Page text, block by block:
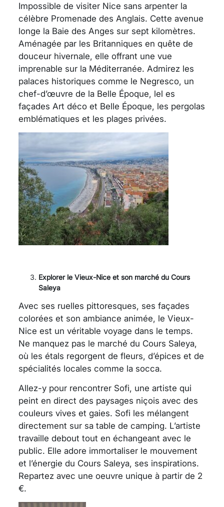
Impossible de visiter Nice sans arpenter la
célèbre Promenade des Anglais. Cette avenue
longe la Baie des Anges sur sept kilomètres.
Aménagée par les Britanniques en quête de
douceur hivernale, elle offrant une vue
imprenable sur la Méditerranée. Admirez les
palaces historiques comme le Negresco, un
chef-d’œuvre de la Belle Époque, lel es
façades Art déco et Belle Époque, les pergolas
emblématiques et les plages privées.
Explorer le Vieux-Nice et son marché du Cours
Saleya
Avec ses ruelles pittoresques, ses façades
colorées et son ambiance animée, le Vieux-
Nice est un véritable voyage dans le temps.
Ne manquez pas le marché du Cours Saleya,
où les étals regorgent de fleurs, d’épices et de
spécialités locales comme la socca.
Allez-y pour rencontrer Sofi, une artiste qui
peint en direct des paysages niçois avec des
couleurs vives et gaies. Sofi les mélangent
directement sur sa table de camping. L’artiste
travaille debout tout en échangeant avec le
public. Elle adore immortaliser le mouvement
et l’énergie du Cours Saleya, ses inspirations.
Repartez avec une oeuvre unique à partir de 2
€.